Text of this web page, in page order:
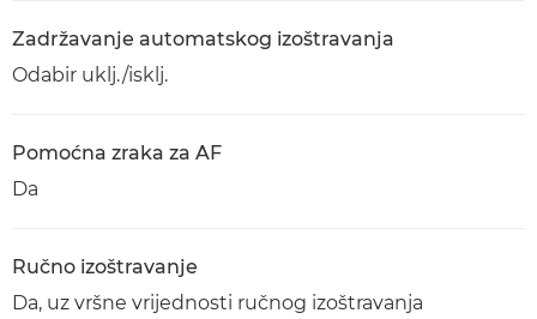
Zadržavanje automatskog izoštravanja
Odabir uklj./isklj.
Pomoćna zraka za AF
Da
Ručno izoštravanje
Da, uz vršne vrijednosti ručnog izoštravanja